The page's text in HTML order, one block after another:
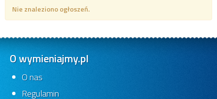
Nie znaleziono ogłoszeń.
O wymieniajmy.pl
O nas
Regulamin